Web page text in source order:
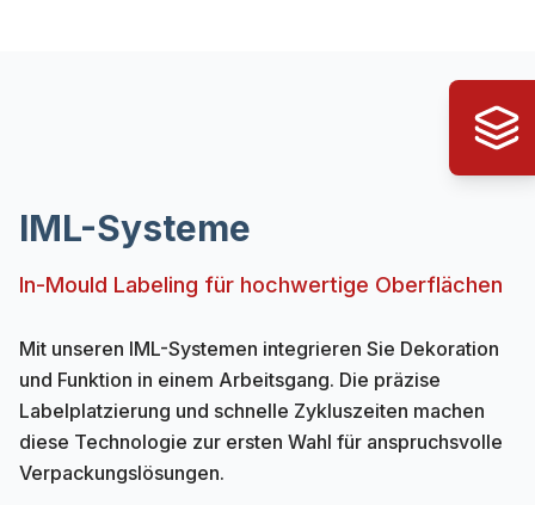
IML-Systeme
In-Mould Labeling für hochwertige Oberflächen
Mit unseren IML-Systemen integrieren Sie Dekoration
und Funktion in einem Arbeitsgang. Die präzise
Labelplatzierung und schnelle Zykluszeiten machen
diese Technologie zur ersten Wahl für anspruchsvolle
Verpackungslösungen.